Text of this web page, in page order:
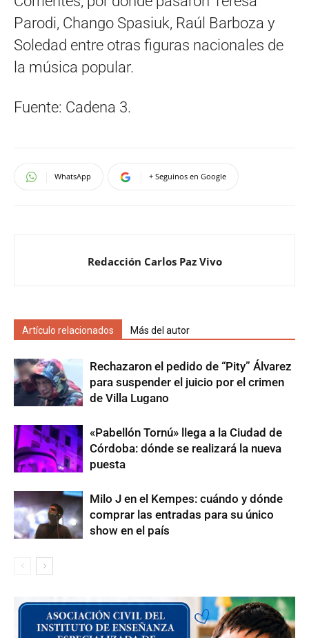
Parodi, Chango Spasiuk, Raúl Barboza y
Soledad entre otras figuras nacionales de
la música popular.
Fuente: Cadena 3.
WhatsApp + Seguinos en Google
Redacción Carlos Paz Vivo
Artículo relacionados Más del autor
Rechazaron el pedido de “Pity” Álvarez
para suspender el juicio por el crimen
de Villa Lugano
«Pabellón Tornú» llega a la Ciudad de
Córdoba: dónde se realizará la nueva
puesta
Milo J en el Kempes: cuándo y dónde
comprar las entradas para su único
show en el país